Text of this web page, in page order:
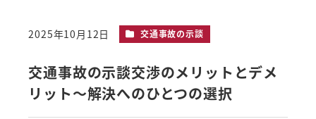
交通事故の示談交渉のメリットとデメ
リット～解決へのひとつの選択
投稿日
2025年10月12日 カテゴリー
交通事故の示談